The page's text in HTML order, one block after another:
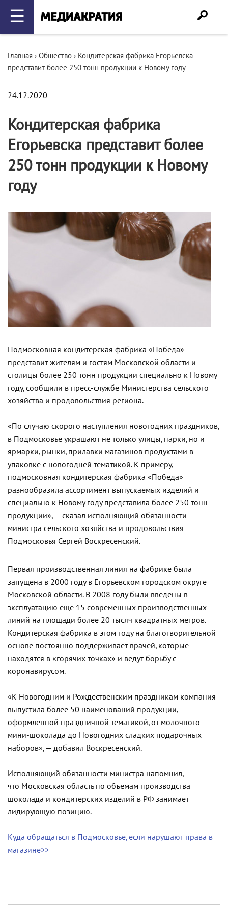
☰
Главная › Общество › Кондитерская фабрика Егорьевска
представит более 250 тонн продукции к Новому году
24.12.2020
Кондитерская фабрика
Егорьевска представит более
250 тонн продукции к Новому
году
Подмосковная кондитерская фабрика «Победа»
представит жителям и гостям Московской области и
столицы более 250 тонн продукции специально к Новому
году, сообщили в пресс-службе Министерства сельского
хозяйства и продовольствия региона.
«По случаю скорого наступления новогодних праздников,
в Подмосковье украшают не только улицы, парки, но и
ярмарки, рынки, прилавки магазинов продуктами в
упаковке с новогодней тематикой. К примеру,
подмосковная кондитерская фабрика «Победа»
разнообразила ассортимент выпускаемых изделий и
специально к Новому году представила более 250 тонн
продукции», — сказал исполняющий обязанности
министра сельского хозяйства и продовольствия
Подмосковья Сергей Воскресенский.
Первая производственная линия на фабрике была
запущена в 2000 году в Егорьевском городском округе
Московской области. В 2008 году были введены в
эксплуатацию еще 15 современных производственных
линий на площади более 20 тысяч квадратных метров.
Кондитерская фабрика в этом году на благотворительной
основе постоянно поддерживает врачей, которые
находятся в «горячих точках» и ведут борьбу с
коронавирусом.
«К Новогодним и Рождественским праздникам компания
выпустила более 50 наименований продукции,
оформленной праздничной тематикой, от молочного
мини-шоколада до Новогодних сладких подарочных
наборов», — добавил Воскресенский.
Исполняющий обязанности министра напомнил,
что Московская область по объемам производства
шоколада и кондитерских изделий в РФ занимает
лидирующую позицию.
Куда обращаться в Подмосковье, если нарушают права в
магазине>>